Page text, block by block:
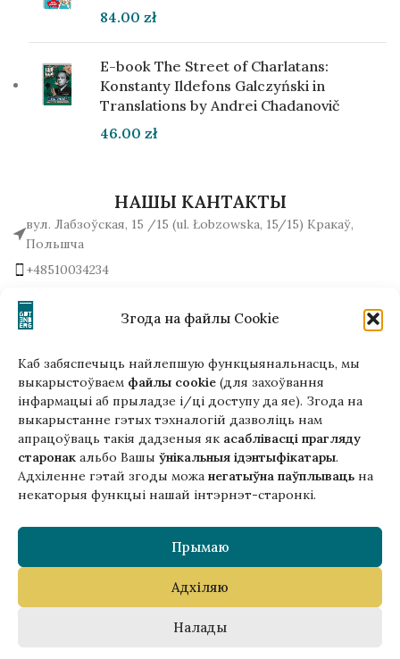
Згода на файлы Cookie
Каб забяспечыць найлепшую функцыянальнасць, мы
выкарыстоўваем файлы cookie (для захоўвання
інфармацыі аб прыладзе і/ці доступу да яе). Згода на
выкарыстанне гэтых тэхналогій дазволіць нам
апрацоўваць такія дадзеныя як асаблівасці прагляду
старонак альбо Вашы ўнікальныя ідэнтыфікатары.
Адхіленне гэтай згоды можа негатыўна паўплываць на
некаторыя функцыі нашай інтэрнэт-старонкі.
Прымаю
Адхіляю
Налады
Гэтая версія сайта створана
ў рамках праекта ArtPower
з падтрымкай Еўрапейскага Саюзу
84.00 zł
E-book The Street of Charlatans:
Konstanty Ildefons Galczyński in
Translations by Andrei Chadanovič
46.00 zł
НАШЫ КАНТАКТЫ
вул. Лабзоўская, 15 /15 (ul. Łobzowska, 15/15) Кракаў,
Польшча
+48510034234
Напісаць нам!
Copyright © 2025 Gutenberg Publisher Sp. z o.o.